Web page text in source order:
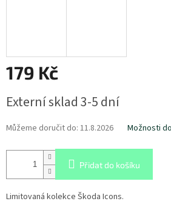
179 Kč
cena:
Externí sklad 3-5 dní
Můžeme doručit do: 11.8.2026 Možnosti
Přidat do košíku
Limitovaná kolekce Škoda Icons.